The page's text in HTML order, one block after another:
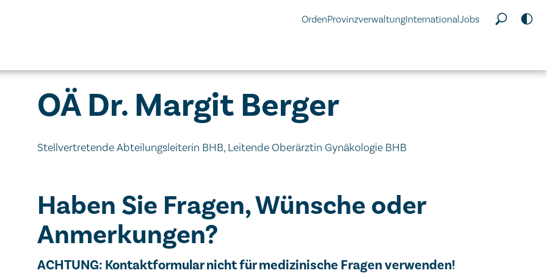
OrdenProvinzverwaltungInternationalJobs
OÄ Dr. Margit Berger
Stellvertretende Abteilungsleiterin BHB, Leitende Oberärztin Gynäkologie BHB
Haben Sie Fragen, Wünsche oder
Anmerkungen?
Wichtiger Hinweis
ACHTUNG: Kontaktformular nicht für medizinische Fragen verwenden!